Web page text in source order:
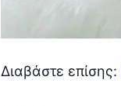
Διαβάστε επίσης: